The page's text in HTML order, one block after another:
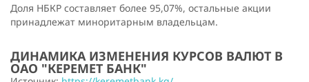
Доля НБКР составляет более 95,07%, остальные акции
принадлежат миноритарным владельцам.
ДИНАМИКА ИЗМЕНЕНИЯ КУРСОВ ВАЛЮТ В
ОАО "КЕРЕМЕТ БАНК"